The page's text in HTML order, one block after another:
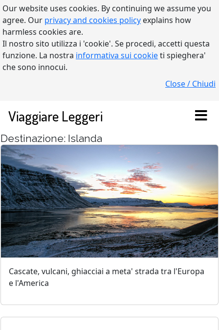
Our website uses cookies. By continuing we assume you
agree. Our privacy and cookies policy explains how
harmless cookies are.
Il nostro sito utilizza i 'cookie'. Se procedi, accetti questa
funzione. La nostra informativa sui cookieti spieghera'
che sono innocui.
Close / Chiudi
Viaggiare Leggeri
Destinazione: Islanda
Cascate, vulcani, ghiacciai a meta' strada tra l'Europa
e l'America